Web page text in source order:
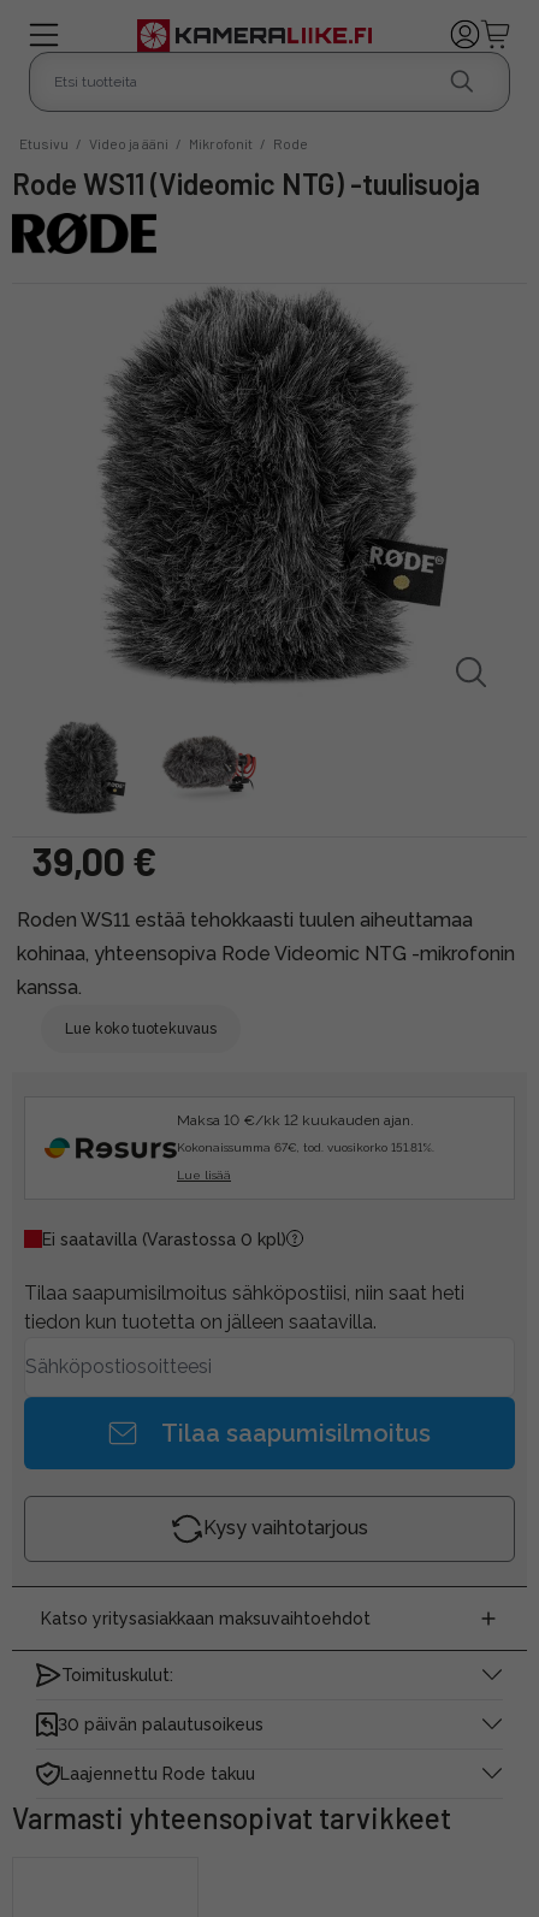
Etusivu / Video ja ääni / Mikrofonit / Rode
Rode WS11 (Videomic NTG) -tuulisuoja
39,00 €
Roden WS11 estää tehokkaasti tuulen aiheuttamaa
kohinaa, yhteensopiva Rode Videomic NTG -mikrofonin
kanssa.
Lue koko tuotekuvaus
Maksa 10 €/kk 12 kuukauden ajan.
Kokonaissumma 67€, tod. vuosikorko 151.81%.
Lue lisää
Ei saatavilla (Varastossa 0 kpl)
Tilaa saapumisilmoitus sähköpostiisi, niin saat heti
tiedon kun tuotetta on jälleen saatavilla.
Tilaa saapumisilmoitus
Kysy vaihtotarjous
Katso yritysasiakkaan maksuvaihtoehdot
Toimituskulut:
30 päivän palautusoikeus
Laajennettu Rode takuu
Varmasti yhteensopivat tarvikkeet